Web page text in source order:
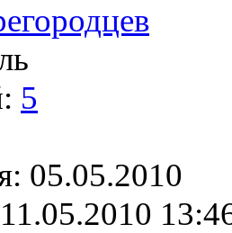
5
05.05.2010
11.05.2010